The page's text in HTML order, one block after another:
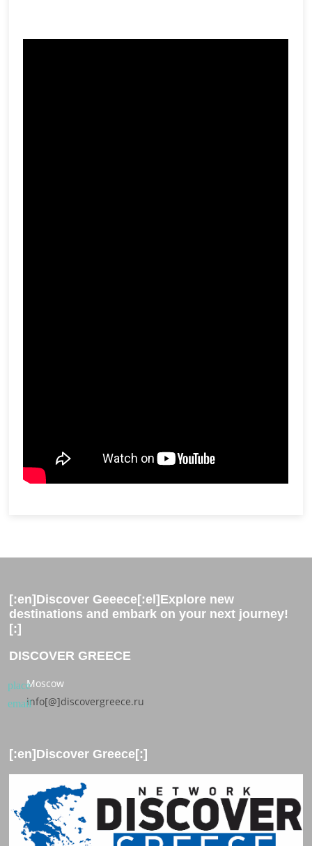
[:en]Discover Geeece[:el]Explore new
destinations and embark on your next journey!
[:]
DISCOVER GREECE
placeMoscow
emailinfo[@]discovergreece.ru
[:en]Discover Greece[:]